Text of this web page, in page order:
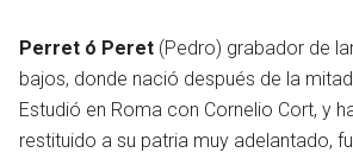
Perret ó Peret (Pedro) grabador de
bajos, donde nació después de la
Estudió en Roma con Cornelio Cort, y
restituido a su patria muy adelantado,